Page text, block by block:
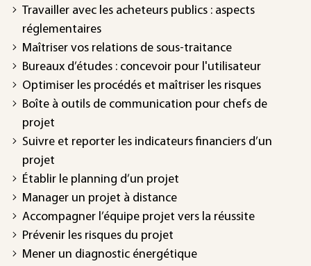
Travailler avec les acheteurs publics : aspects
réglementaires
Maîtriser vos relations de sous-traitance
Bureaux d’études : concevoir pour l'utilisateur
Optimiser les procédés et maîtriser les risques
Boîte à outils de communication pour chefs de
projet
Suivre et reporter les indicateurs financiers d’un
projet
Établir le planning d’un projet
Manager un projet à distance
Accompagner l’équipe projet vers la réussite
Prévenir les risques du projet
Mener un diagnostic énergétique